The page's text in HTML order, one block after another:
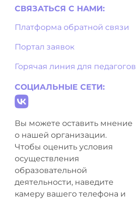
СВЯЗАТЬСЯ С НAМИ:
Платформа обратной связи
Портал заявок
Горячая линия для педагогов
СОЦИАЛЬНЫЕ СЕТИ:
Вы можете оставить мнение
о нашей организации.
Чтобы оценить условия
осуществления
образовательной
деятельности, наведите
камеру вашего телефона и